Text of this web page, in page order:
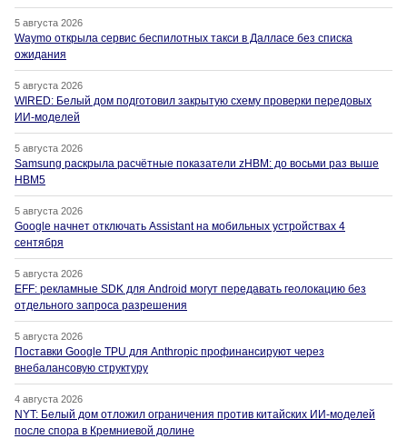
5 августа 2026
Waymo открыла сервис беспилотных такси в Далласе без списка
ожидания
5 августа 2026
WIRED: Белый дом подготовил закрытую схему проверки передовых
ИИ-моделей
5 августа 2026
Samsung раскрыла расчётные показатели zHBM: до восьми раз выше
HBM5
5 августа 2026
Google начнет отключать Assistant на мобильных устройствах 4
сентября
5 августа 2026
EFF: рекламные SDK для Android могут передавать геолокацию без
отдельного запроса разрешения
5 августа 2026
Поставки Google TPU для Anthropic профинансируют через
внебалансовую структуру
4 августа 2026
NYT: Белый дом отложил ограничения против китайских ИИ-моделей
после спора в Кремниевой долине